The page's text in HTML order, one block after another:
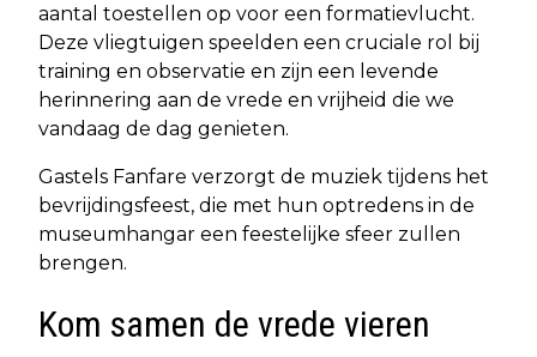
aantal toestellen op voor een formatievlucht.
Deze vliegtuigen speelden een cruciale rol bij
training en observatie en zijn een levende
herinnering aan de vrede en vrijheid die we
vandaag de dag genieten.
Gastels Fanfare verzorgt de muziek tijdens het
bevrijdingsfeest, die met hun optredens in de
museumhangar een feestelijke sfeer zullen
brengen.
Kom samen de vrede vieren